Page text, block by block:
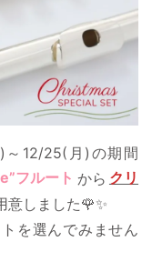
～12/25(月)の期間
フルート から クリ
意しました🌹✨
を選んでみません